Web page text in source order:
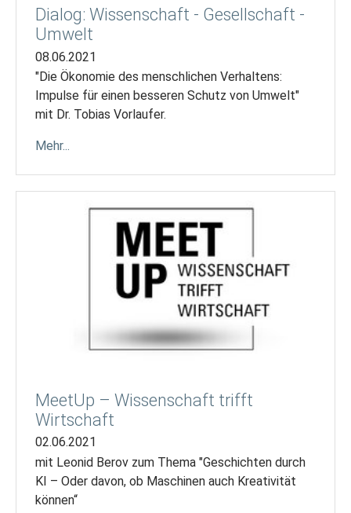
Dialog: Wissenschaft - Gesellschaft -
Umwelt
08.06.2021
"Die Ökonomie des menschlichen Verhaltens:
Impulse für einen besseren Schutz von Umwelt"
mit Dr. Tobias Vorlaufer.
Mehr...
MeetUp – Wissenschaft trifft
Wirtschaft
02.06.2021
mit Leonid Berov zum Thema "Geschichten durch
KI – Oder davon, ob Maschinen auch Kreativität
können“